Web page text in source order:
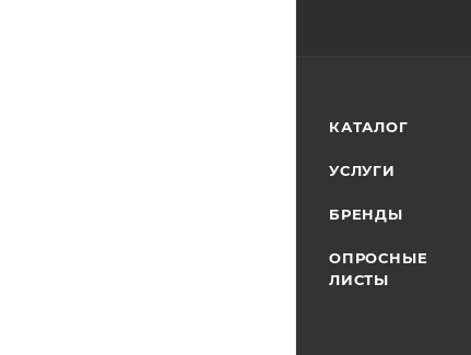
КАТАЛОГ
УСЛУГИ
БРЕНДЫ
ОПРОСНЫЕ
ЛИСТЫ